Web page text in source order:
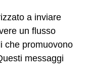
a inviare
un flusso
che promuovono
messaggi